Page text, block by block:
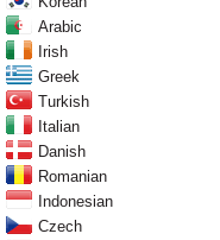
Arabic
Irish
Greek
Turkish
Italian
Danish
Romanian
Indonesian
Czech